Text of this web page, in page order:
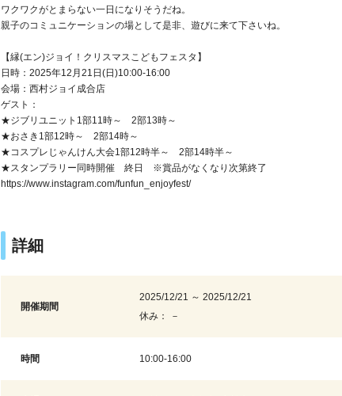
ワクワクがとまらない一日になりそうだね。
親子のコミュニケーションの場として是非、遊びに来て下さいね。
【縁(エン)ジョイ！クリスマスこどもフェスタ】
日時：2025年12月21日(日)10:00-16:00
会場：西村ジョイ成合店
ゲスト：
★ジブリユニット1部11時～ 2部13時～
★おさき1部12時～ 2部14時～
★コスプレじゃんけん大会1部12時半～ 2部14時半～
★スタンプラリー同時開催 終日 ※賞品がなくなり次第終了
https://www.instagram.com/funfun_enjoyfest/
詳細
開催期間
2025/12/21 ～ 2025/12/21
休み： －
時間 10:00-16:00